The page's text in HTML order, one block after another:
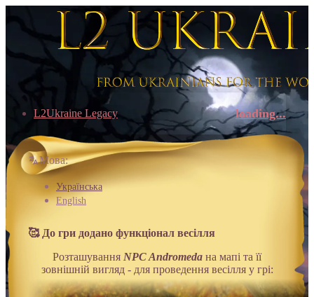
L2Ukraine Legacy loading...
Мова:
Українська
English
🥰 До гри додано функціонал весілля
Розташування NPC Andromeda на мапі та її
зовнішній вигляд - для проведення весілля у грі: